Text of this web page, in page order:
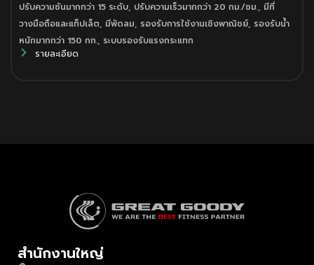
ปรับความชันมากกว่า 15 ระดับ, ปรับความเร็วมากกว่า 20 กม./ชม., มีที่
วางมือถือและแท็ปเล็ต, มีพัดลม, รองรับการใช้งานเชิงพาณิชย์, รองรับน้ำ
หนักมากกว่า 150 กก., ระบบรองรับแรงกระแทก
รายละเอียด
สำนักงานใหญ่